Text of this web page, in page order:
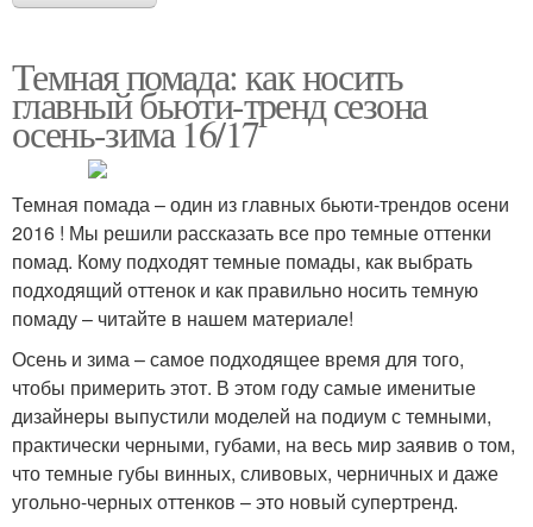
Темная помада: как носить
главный бьюти-тренд сезона
осень-зима 16/17
Темная помада – один из главных бьюти-трендов осени
2016 ! Мы решили рассказать все про темные оттенки
помад. Кому подходят темные помады, как выбрать
подходящий оттенок и как правильно носить темную
помаду – читайте в нашем материале!
Осень и зима – самое подходящее время для того,
чтобы примерить этот. В этом году самые именитые
дизайнеры выпустили моделей на подиум с темными,
практически черными, губами, на весь мир заявив о том,
что темные губы винных, сливовых, черничных и даже
угольно-черных оттенков – это новый супертренд.